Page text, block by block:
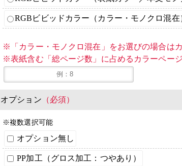
RGBビビッドカラー（カラー・モノクロ混在
※「カラー・モノクロ混在」をお選びの場合は
※表紙含む「総ページ数」に占めるカラーペー
オプション （必須）
※複数選択可能
オプション無し
PP加工（グロス加工：つやあり）